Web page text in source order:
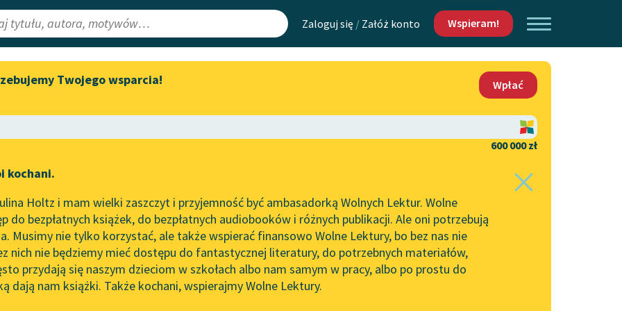
Zaloguj się / Załóż konto Wspieram!
Lektury
redakcyjne
Aktualności
Spotkanie z Katarzyną Tunkiel
do słuchania na Wolnych
Lekturach
Nowy audiobook – „Marzenie
o Oriencie” Sophie Elkan
Kolekcja Nadwyraz.com x
Wolne Lektury – idealna na
Mapa Wolnych Lektur
Leśmianator
API
OAI-PMH
Widget Wolnych Lektur
Kontakt
O projekcie
Zasady wykorzystania
Wolnych Lektur
Logotypy
Materiały promocyjne
Twojego wsparcia!
Wpłać
600 000 zł
kochani.
Holtz i mam wielki zaszczyt i przyjemność być ambasadorką Wolnych Lektur. Wolne
do bezpłatnych książek, do bezpłatnych audiobooków i różnych publikacji. Ale oni potrzebują
Musimy nie tylko korzystać, ale także wspierać finansowo Wolne Lektury, bo bez nas nie
nich nie będziemy mieć dostępu do fantastycznej literatury, do potrzebnych materiałów,
przydają się naszym dzieciom w szkołach albo nam samym w pracy, albo po prostu do
dają nam książki. Także kochani, wspierajmy Wolne Lektury.
Demostenes✖